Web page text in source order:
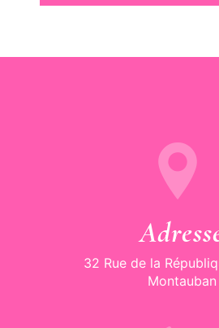
32 Rue de la
Montauban